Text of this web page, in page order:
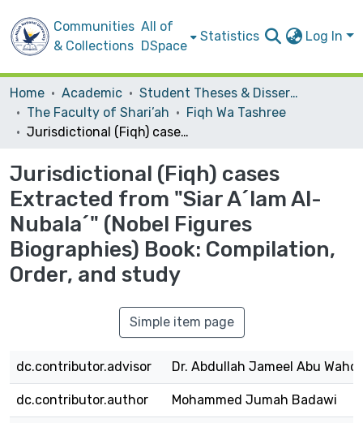
Communities
& Collections
All of
DSpace
Statistics Log In
Home Academic
Student Theses & Dissertations
The Faculty of Shari’ah
Fiqh Wa Tashree
Jurisdictional (Fiqh) cases Extracted from "Siar A´lam Al-Nubala´" (Nobel Figures Biographies) Book: Compilation, Order, and study
Jurisdictional (Fiqh) cases
Extracted from "Siar A´lam Al-
Nubala´" (Nobel Figures
Biographies) Book: Compilation,
Order, and study
Simple item page
dc.contributor.advisor Dr. Abdullah Jameel Abu
dc.contributor.author Mohammed Jumah Badawi